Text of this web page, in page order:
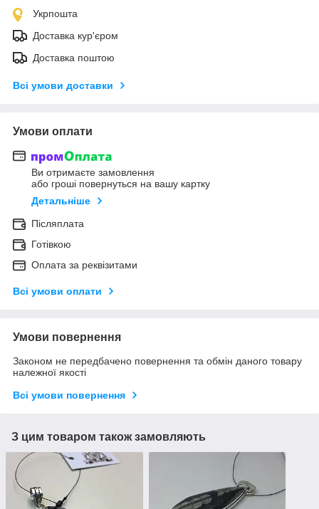
Укрпошта
Доставка кур'єром
Доставка поштою
Всі умови доставки
Умови оплати
Ви отримаєте замовлення
або гроші повернуться на вашу картку
Детальніше
Післяплата
Готівкою
Оплата за реквізитами
Всі умови оплати
Умови повернення
Законом не передбачено повернення та обмін даного товару
належної якості
Всі умови повернення
З цим товаром також замовляють